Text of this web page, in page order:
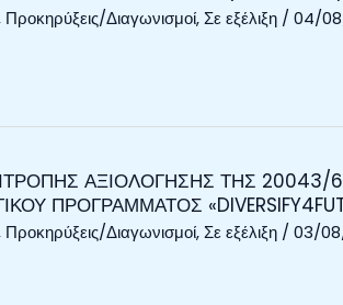
Προκηρύξεις/Διαγωνισμοί,Σε εξέλιξη / 04/
ΑΞΙΟΛΟΓΗΣΗΣ ΤΗΣ 20043/
ΠΡΟΓΡΑΜΜΑΤΟΣ
Προκηρύξεις/Διαγωνισμοί,Σε εξέλιξη / 03/